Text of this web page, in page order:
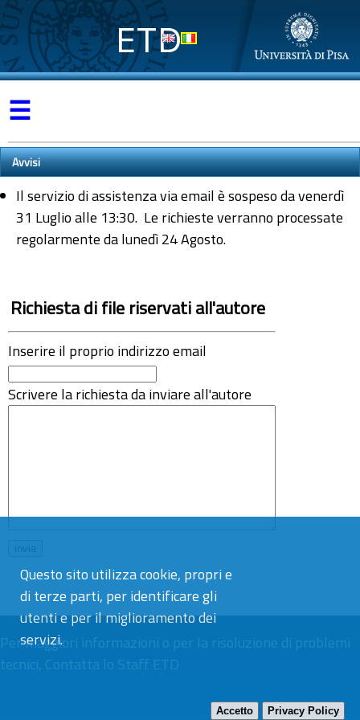
Questo sito utilizza cookie, propri e
di terze parti, per identificare gli
utenti e per il miglioramento dei
servizi.
Accetto Privacy Policy
ETD
☰
Avvisi
Il servizio di assistenza via email è sospeso da venerdì
31 Luglio alle 13:30. Le richieste verranno processate
regolarmente da lunedì 24 Agosto.
Richiesta di file riservati all'autore
Inserire il proprio indirizzo email
Scrivere la richiesta da inviare all'autore
Per maggiori informazioni o per la risoluzione di problemi
tecnici, Contatta lo Staff ETD